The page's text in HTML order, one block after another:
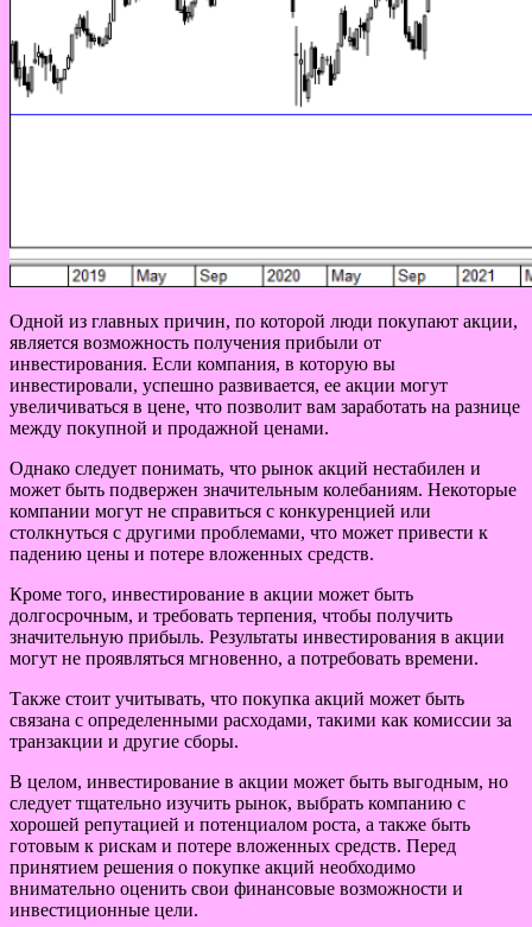
Одной из главных причин, по которой люди покупают акции,
является возможность получения прибыли от
инвестирования. Если компания, в которую вы
инвестировали, успешно развивается, ее акции могут
увеличиваться в цене, что позволит вам заработать на разнице
между покупной и продажной ценами.
Однако следует понимать, что рынок акций нестабилен и
может быть подвержен значительным колебаниям. Некоторые
компании могут не справиться с конкуренцией или
столкнуться с другими проблемами, что может привести к
падению цены и потере вложенных средств.
Кроме того, инвестирование в акции может быть
долгосрочным, и требовать терпения, чтобы получить
значительную прибыль. Результаты инвестирования в акции
могут не проявляться мгновенно, а потребовать времени.
Также стоит учитывать, что покупка акций может быть
связана с определенными расходами, такими как комиссии за
транзакции и другие сборы.
В целом, инвестирование в акции может быть выгодным, но
следует тщательно изучить рынок, выбрать компанию с
хорошей репутацией и потенциалом роста, а также быть
готовым к рискам и потере вложенных средств. Перед
принятием решения о покупке акций необходимо
внимательно оценить свои финансовые возможности и
инвестиционные цели.